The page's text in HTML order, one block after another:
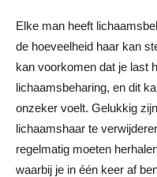
Elke man heeft
de hoeveelheid haar kan
kan voorkomen dat je last
lichaamsbeharing, en dit
onzeker voelt. Gelukkig
lichaamshaar te
regelmatig moeten
waarbij je in één keer af